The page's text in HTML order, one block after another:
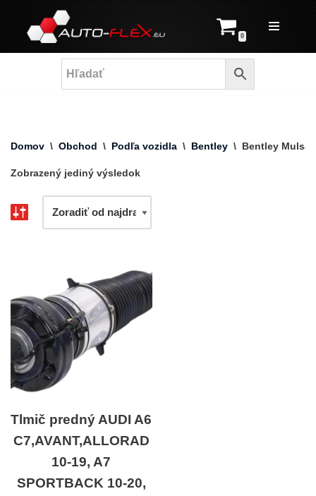
Prejsť
na
0
Domov \ Obchod \ Podľa vozidla \ Bentley \ Bentley
Zobrazený jediný výsledok
Tlmič predný AUDI A6
C7,AVANT,ALLORAD
10-19, A7
SPORTBACK 10-20,